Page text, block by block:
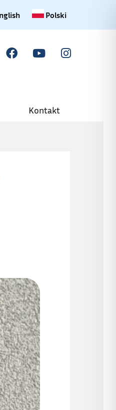
language to English
Zmiana języka na polski
Polski
Kontakt